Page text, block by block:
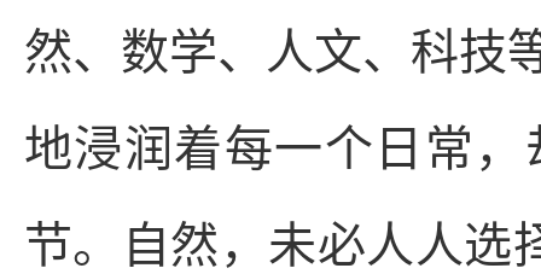
然、数学、人文、科技
地浸润着每一个日常
节。自然，未必人人选